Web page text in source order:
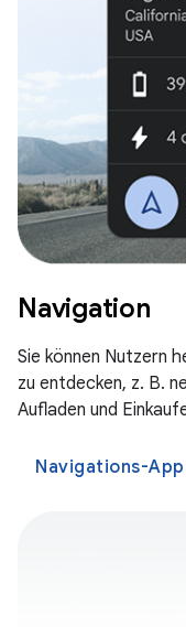
Navigation
Sie können Nutzern
zu entdecken, z. B.
Aufladen und
Navigations-